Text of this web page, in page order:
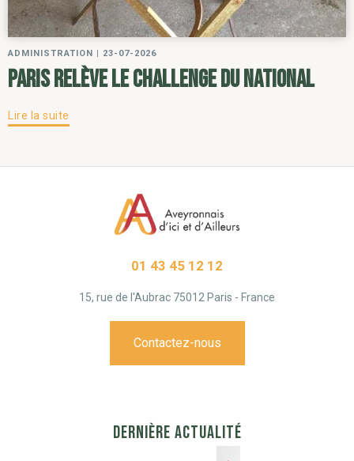
ADMINISTRATION | 23-07-2026
Paris relève le challenge du National
Lire la suite
01 43 45 12 12
15, rue de l'Aubrac 75012 Paris - France
Contactez-nous
DERNIÈRE ACTUALITÉ